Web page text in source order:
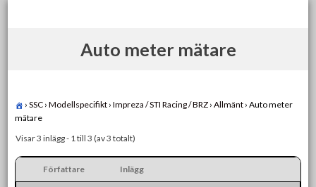
Auto meter mätare
› SSC › Modellspecifikt › Impreza / STI Racing / BRZ › Allmänt › Auto meter
mätare
Visar 3 inlägg - 1 till 3 (av 3 totalt)
Författare Inlägg